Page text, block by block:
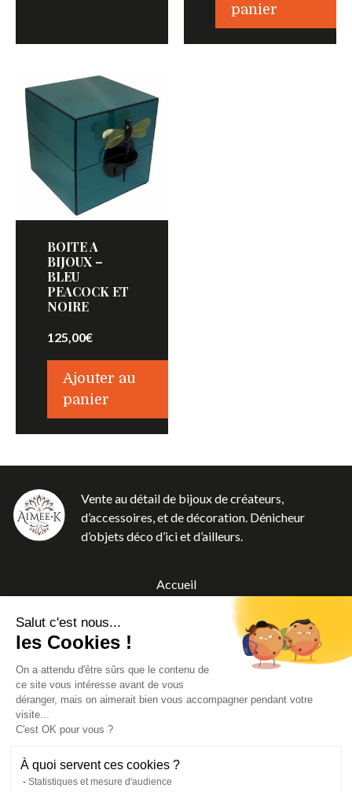
panier
BOITE A
BIJOUX –
BLEU
PEACOCK ET
NOIRE
125,00€
Ajouter au
panier
Vente au détail de bijoux de créateurs,
d’accessoires, et de décoration. Dénicheur
d’objets déco d’ici et d’ailleurs.
Accueil
Contact
CGV
Salut c'est nous...
les Cookies !
On a attendu d'être sûrs que le contenu de
ce site vous intéresse avant de vous
déranger, mais on aimerait bien vous accompagner pendant votre
visite...
C'est OK pour vous ?
À quoi servent ces cookies ?
Statistiques et mesure d'audience